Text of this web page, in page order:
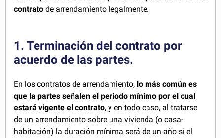
contrato de arrendamiento legalmente.
1. Terminación del contrato por
acuerdo de las partes.
En los contratos de arrendamiento, lo más común es
que la partes señalen el periodo mínimo por el cual
estará vigente el contrato, y en todo caso, al tratarse
de un arrendamiento sobre una vivienda (o casa-
habitación) la duración mínima será de un año si el